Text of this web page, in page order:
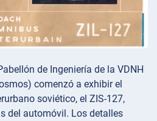
de Ingeniería de la VDNH
comenzó a exhibir el
soviético, el ZIS-127,
del automóvil. Los detalles